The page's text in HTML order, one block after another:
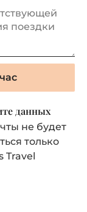
данных
не будет
только
Travel